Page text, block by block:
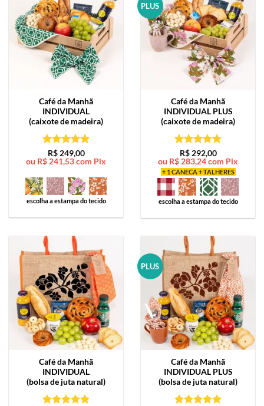
Café da Manhã
INDIVIDUAL
(caixote de madeira)
Avaliação5
de 5
R$249,00
ou R$241,53com Pix
escolha a estampa do tecido
PLUS
Café da Manhã
INDIVIDUAL PLUS
(caixote de madeira)
Avaliação5
de 5
R$292,00
ou R$283,24com Pix
+ 1 CANECA + TALHERES
escolha a estampa do tecido
Café da Manhã
INDIVIDUAL
(bolsa de juta natural)
PLUS
Café da Manhã
INDIVIDUAL PLUS
(bolsa de juta natural)